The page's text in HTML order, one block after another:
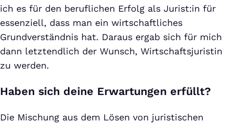
ich es für den beruflichen Erfolg als Jurist:in für
essenziell, dass man ein wirtschaftliches
Grundverständnis hat. Daraus ergab sich für mich
dann letztendlich der Wunsch, Wirtschaftsjuristin
zu werden.
Haben sich deine Erwartungen erfüllt?
Die Mischung aus dem Lösen von juristischen